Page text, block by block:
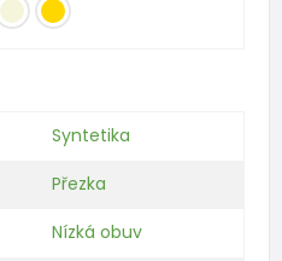
Syntetika
Přezka
Nízká obuv